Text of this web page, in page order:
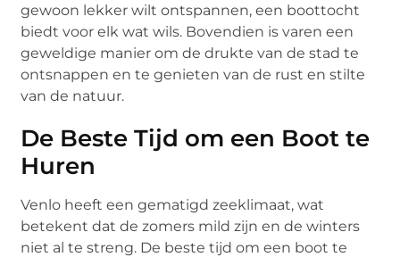
gewoon lekker wilt ontspannen, een boottocht
biedt voor elk wat wils. Bovendien is varen een
geweldige manier om de drukte van de stad te
ontsnappen en te genieten van de rust en stilte
van de natuur.
De Beste Tijd om een Boot te
Huren
Venlo heeft een gematigd zeeklimaat, wat
betekent dat de zomers mild zijn en de winters
niet al te streng. De beste tijd om een boot te